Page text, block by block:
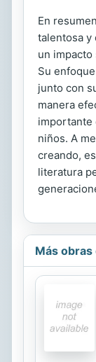
En
talentosa y
un
Su
junto con
manera
importante
niños. A
creando,
literatura
Más